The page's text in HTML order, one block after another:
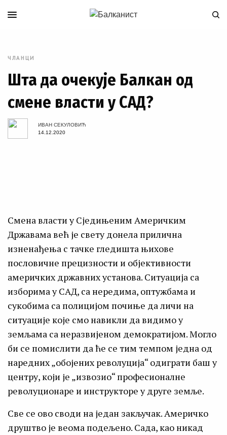
ЧЛАНЦИ
Шта да очекује Балкан од
смене власти у САД?
ИВАН СЕКУЛОВИЋ
14.12.2020
Смена власти у Сједињеним Америчким
Државама већ је свету донела прилична
изненађења с тачке гледишта њихове
пословичне прецизности и објективности
америчких државних установа. Ситуација са
изборима у САД, са нередима, оптужбама и
сукобима са полицијом почиње да личи на
ситуације које смо навикли да видимо у
земљама са неразвијеном демократијом. Могло
би се помислити да ће се тим темпом једна од
наредних „обојених револуција“ одиграти баш у
центру, који је „извозио“ професионалне
револуционаре и инструкторе у друге земље.
Све се ово своди на један закључак. Америчко
друштво је веома подељено. Сада, као никад